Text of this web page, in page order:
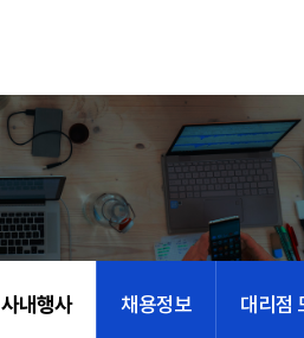
사내행사 채용정보 대리점